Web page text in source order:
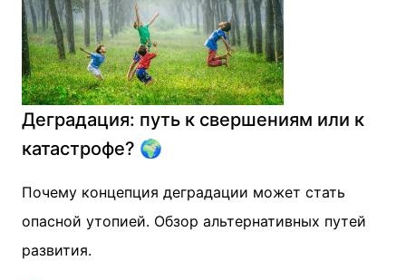
Деградация: путь к свершениям или к
катастрофе? 🌍
Почему концепция деградации может стать
опасной утопией. Обзор альтернативных путей
развития.